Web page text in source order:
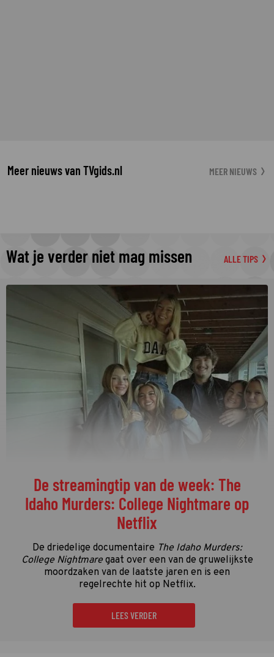
Meer nieuws van TVgids.nl MEER NIEUWS
Wat je verder niet mag missen ALLE TIPS
De streamingtip van de week: The
Idaho Murders: College Nightmare op
Netflix
De driedelige documentaire The Idaho Murders:
College Nightmaregaat over een van de gruwelijkste
moordzaken van de laatste jaren en is een
regelrechte hit op Netflix.
LEES VERDER